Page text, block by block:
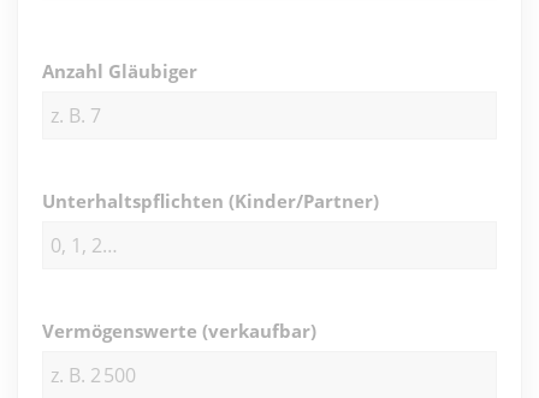
Anzahl Gläubiger
Unterhaltspflichten (Kinder/Partner)
Vermögenswerte (verkaufbar)